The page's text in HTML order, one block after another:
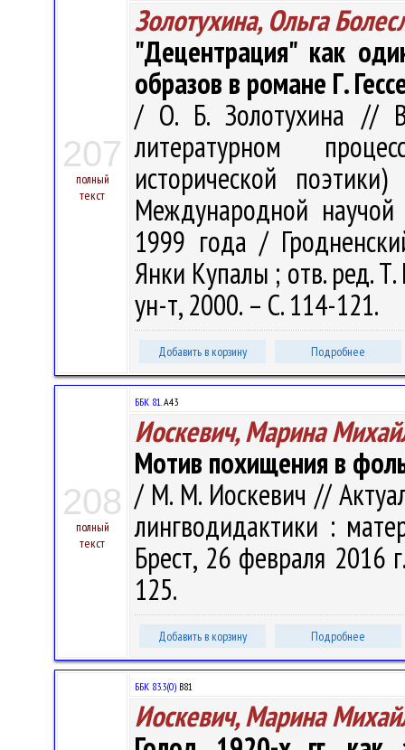
207
полный
текст
Золотухина, Ольга
"Децентрация" как
образов в романе Г.
/ О. Б. Золотухина //
литературном
исторической
Международной
1999 года /
Янки Купалы ; отв. ред. Т.
ун-т, 2000. – С. 114-121.
Добавить в корзину Подробнее
208
полный
текст
ББК 81.А43
Иоскевич, Марина
Мотив похищения в
/ М. М. Иоскевич //
лингводидактики :
Брест, 26 февраля 2016
125.
Добавить в корзину Подробнее
ББК 83.3(0) В81
Иоскевич, Марина